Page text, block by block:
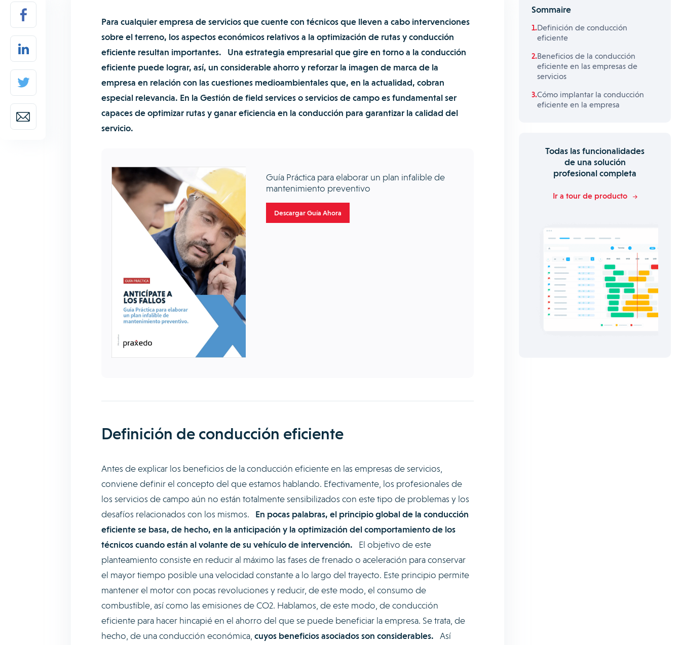
Para cualquier empresa de servicios que cuente con técnicos que lleven a cabo intervenciones
sobre el terreno, los aspectos económicos relativos a la optimización de rutas y conducción
eficiente resultan importantes. Una estrategia empresarial que gire en torno a la conducción
eficiente puede lograr, así, un considerable ahorro y reforzar la imagen de marca de la
empresa en relación con las cuestiones medioambientales que, en la actualidad, cobran
especial relevancia. En la Gestión de field services o servicios de campo es fundamental ser
capaces de optimizar rutas y ganar eficiencia en la conducción para garantizar la calidad del
servicio.
Guía Práctica para elaborar un plan infalible de
mantenimiento preventivo
Descargar Guía Ahora
Definición de conducción eficiente
Antes de explicar los beneficios de la conducción eficiente en las empresas de servicios,
conviene definir el concepto del que estamos hablando. Efectivamente, los profesionales de
los servicios de campo aún no están totalmente sensibilizados con este tipo de problemas y los
desafíos relacionados con los mismos. En pocas palabras, el principio global de la conducción
eficiente se basa, de hecho, en la anticipación y la optimización del comportamiento de los
técnicos cuando están al volante de su vehículo de intervención.
El objetivo de este
planteamiento consiste en reducir al máximo las fases de frenado o aceleración para conservar
el mayor tiempo posible una velocidad constante a lo largo del trayecto. Este principio permite
mantener el motor con pocas revoluciones y reducir, de este modo, el consumo de
combustible, así como las emisiones de CO2. Hablamos, de este modo, de conducción
eficiente para hacer hincapié en el ahorro del que se puede beneficiar la empresa. Se trata, de
hecho, de una conducción económica, cuyos beneficios asociados son considerables. Así
Sommaire
Definición de conducción
eficiente
Beneficios de la conducción
eficiente en las empresas de
servicios
Cómo implantar la conducción
eficiente en la empresa
Todas las funcionalidades
de una solución
profesional completa
Ir a tour de producto